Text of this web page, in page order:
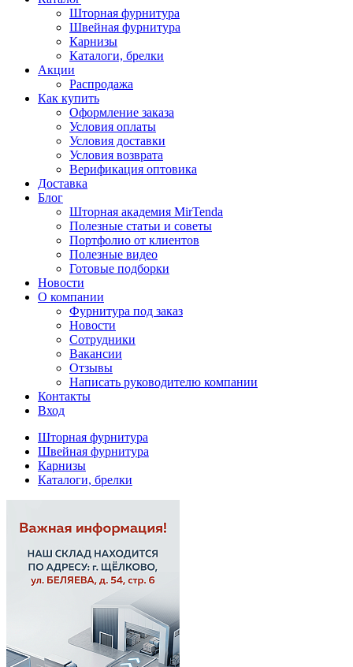
Шторная фурнитура
Швейная фурнитура
Карнизы
Каталоги, брелки
Акции
Распродажа
Как купить
Оформление заказа
Условия оплаты
Условия доставки
Условия возврата
Верификация оптовика
Доставка
Блог
Шторная академия MirTenda
Полезные статьи и советы
Портфолио от клиентов
Полезные видео
Готовые подборки
Новости
О компании
Фурнитура под заказ
Новости
Сотрудники
Вакансии
Отзывы
Написать руководителю компании
Контакты
Вход
Шторная фурнитура
Швейная фурнитура
Карнизы
Каталоги, брелки